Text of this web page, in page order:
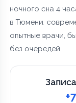
ночного сна 4
в Тюмени.
опытные врачи,
без очередей.